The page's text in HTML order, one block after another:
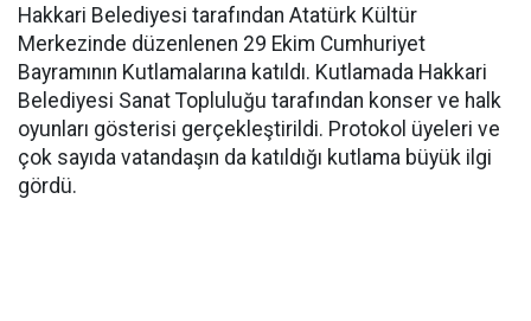
Hakkari Belediyesi tarafından Atatürk Kültür
Merkezinde düzenlenen 29 Ekim Cumhuriyet
Bayramının Kutlamalarına katıldı. Kutlamada Hakkari
Belediyesi Sanat Topluluğu tarafından konser ve halk
oyunları gösterisi gerçekleştirildi. Protokol üyeleri ve
çok sayıda vatandaşın da katıldığı kutlama büyük ilgi
gördü.